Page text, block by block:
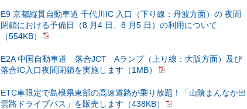
E9 京都縦貫自動車道 千代川IC 入口（下り線：丹波方面）の 夜間
閉鎖における予備日（8 月4 日、8 月5 日）の利用について
（554KB）
E2A 中国自動車道 落合JCT Aランプ（上り線：大阪方面）及び
落合IC入口夜間閉鎖を実施します（1MB）
ETC車限定で島根県東部の高速道路が乗り放題！「山陰まんなか出
雲路ドライブパス」を販売します（438KB）